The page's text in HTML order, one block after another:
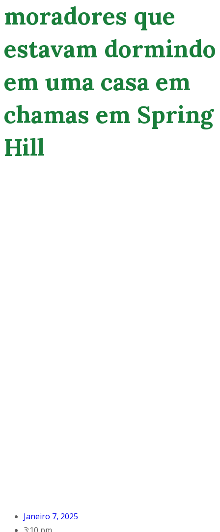
moradores que
estavam dormindo
em uma casa em
chamas em Spring
Hill
Janeiro 7, 2025